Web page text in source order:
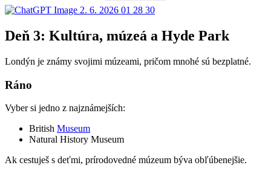
Deň 3: Kultúra, múzeá a Hyde Park
Londýn je známy svojimi múzeami, pričom mnohé sú bezplatné.
Ráno
Vyber si jedno z najznámejších:
British Museum
Natural History Museum
Ak cestuješ s deťmi, prírodovedné múzeum býva obľúbenejšie.